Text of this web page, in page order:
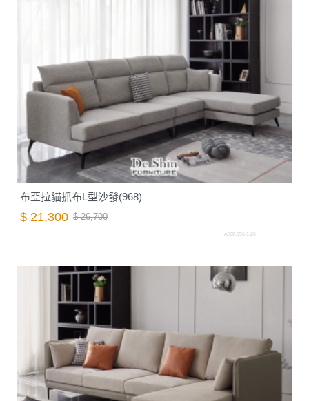
布亞拉貓抓布L型沙發(968)
$ 21,300 $ 26,700
A007.656-1.26